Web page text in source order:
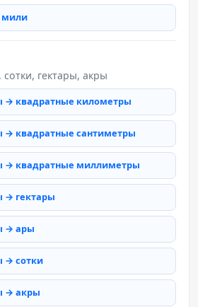
мили
гектары, акры
→ квадратные километры
→ квадратные сантиметры
→ квадратные миллиметры
→ гектары
→ ары
→ сотки
→ акры